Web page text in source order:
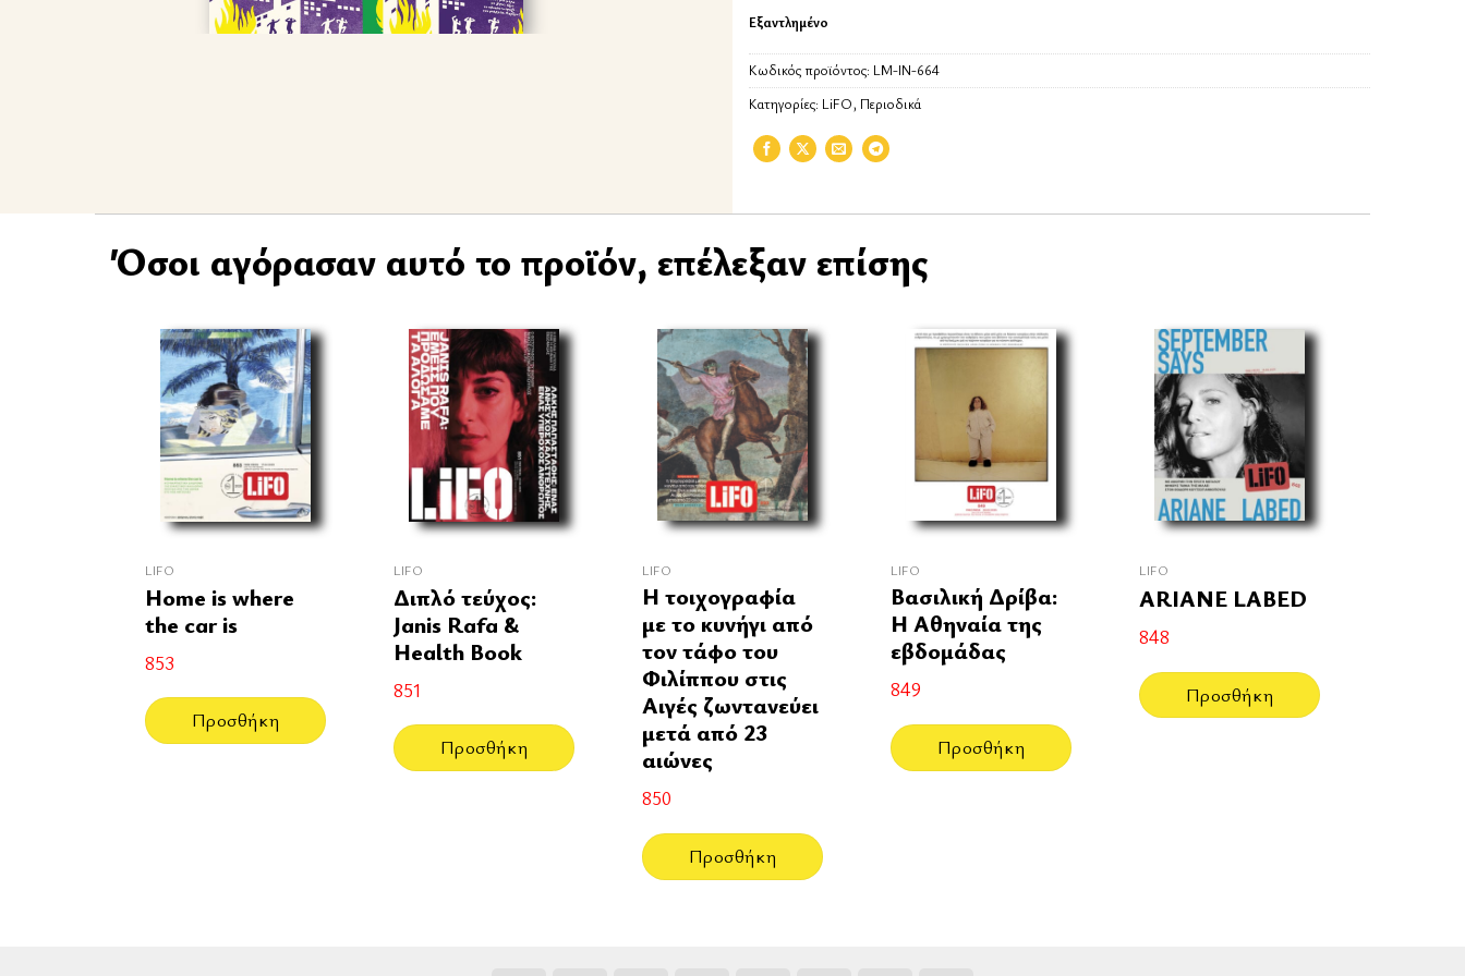
Εξαντλημένο
Κωδικός προϊόντος: LM-IN-664
Κατηγορίες: LiFO, Περιοδικά
Όσοι αγόρασαν αυτό το προϊόν, επέλεξαν επίσης
LIFO
Home is where
the car is
853
Προσθήκη
LIFO
Διπλό τεύχος:
Janis Rafa &
Health Book
851
Προσθήκη
LIFO
Η τοιχογραφία
με το κυνήγι από
τον τάφο του
Φιλίππου στις
Αιγές ζωντανεύει
μετά από 23
αιώνες
850
Προσθήκη
LIFO
Βασιλική Δρίβα:
Η Αθηναία της
εβδομάδας
849
Προσθήκη
LIFO
ARIANE LABED
848
Προσθήκη